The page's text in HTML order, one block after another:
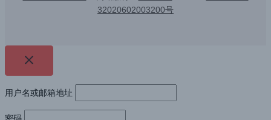
32020602003200号
用户名或邮箱地址